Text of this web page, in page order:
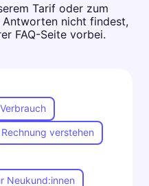
Tarif oder zum
Antworten nicht findest,
FAQ-Seite vorbei.
verstehen
Neukund:innen